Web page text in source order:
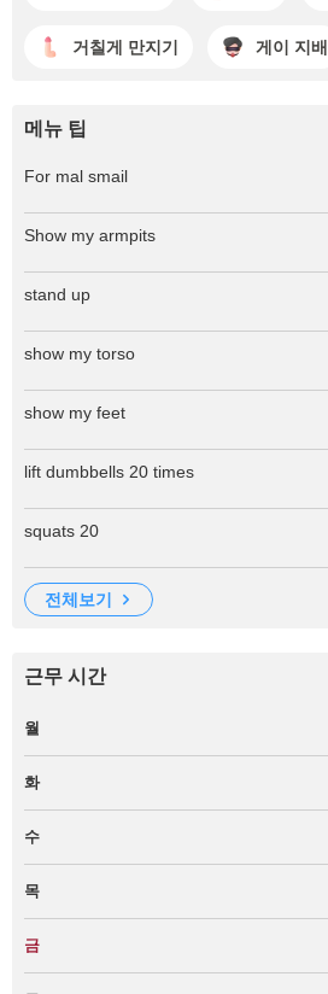
거칠게 만지기 게이 지배
메뉴 팁
For mal smail
Show my armpits
stand up
show my torso
show my feet
lift dumbbells 20 times
squats 20
전체보기
근무 시간
월
화
수
목
금